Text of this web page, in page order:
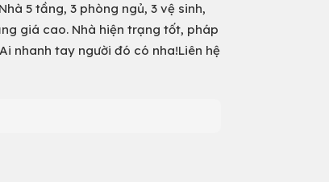
5 tầng, 3 phòng ngủ, 3 vệ sinh,
giá cao. Nhà hiện trạng tốt, pháp
nhanh tay người đó có nha!Liên hệ